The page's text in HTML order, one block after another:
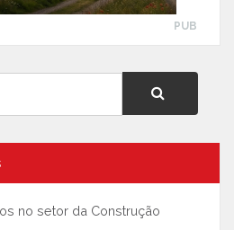
PUB
no setor da Construção